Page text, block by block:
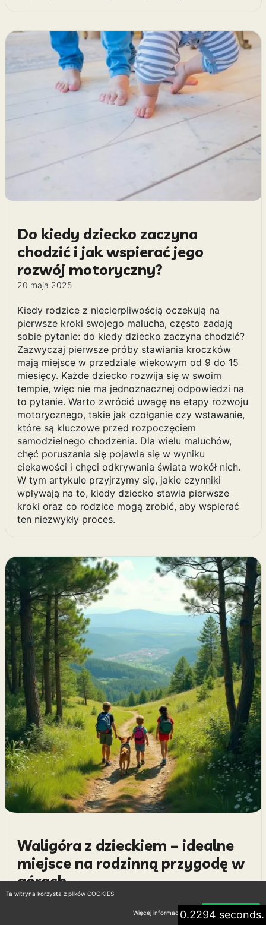
Do kiedy dziecko zaczyna
chodzić i jak wspierać jego
rozwój motoryczny?
20 maja 2025
Kiedy rodzice z niecierpliwością oczekują na
pierwsze kroki swojego malucha, często zadają
sobie pytanie: do kiedy dziecko zaczyna chodzić?
Zazwyczaj pierwsze próby stawiania kroczków
mają miejsce w przedziale wiekowym od 9 do 15
miesięcy. Każde dziecko rozwija się w swoim
tempie, więc nie ma jednoznacznej odpowiedzi na
to pytanie. Warto zwrócić uwagę na etapy rozwoju
motorycznego, takie jak czołganie czy wstawanie,
które są kluczowe przed rozpoczęciem
samodzielnego chodzenia. Dla wielu maluchów,
chęć poruszania się pojawia się w wyniku
ciekawości i chęci odkrywania świata wokół nich.
W tym artykule przyjrzymy się, jakie czynniki
wpływają na to, kiedy dziecko stawia pierwsze
kroki oraz co rodzice mogą zrobić, aby wspierać
ten niezwykły proces.
Waligóra z dzieckiem – idealne
miejsce na rodzinną przygodę w
górach
14 kwietnia 2026
Waligóra z dzieckiem to temat, który zyskuje na
0.2294 seconds.
Ta witryna korzysta z plików COOKIES
Więcej informacji Akceptuję